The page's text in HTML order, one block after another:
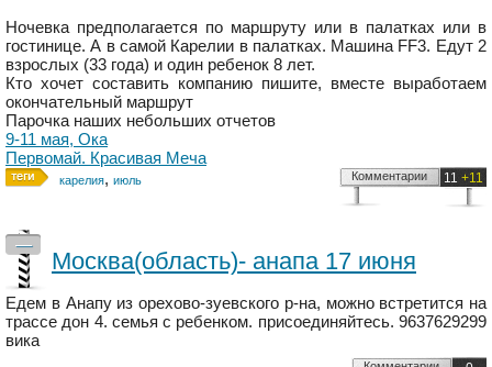
Ночевка предполагается по маршруту или в палатках или в
гостинице. А в самой Карелии в палатках. Машина FF3. Едут 2
взрослых (33 года) и один ребенок 8 лет.
Кто хочет составить компанию пишите, вместе выработаем
окончательный маршрут
Парочка наших небольших отчетов
9-11 мая, Ока
Первомай. Красивая Меча
карелия, июль 11 +11
Комментарии
—
Москва(область)- анапа 17 июня
Едем в Анапу из орехово-зуевского р-на, можно встретится на
трассе дон 4. семья с ребенком. присоединяйтесь. 9637629299
вика